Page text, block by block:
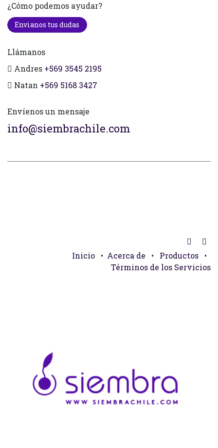
¿Cómo podemos ayudar?
Envianos tus dudas
Llámanos
Andres +569 3545 2195
Natan +569 5168 3427
Envíenos un mensaje
info@siembrachile.com
Inicio • Acerca de • Productos
•
Términos de los Servicios